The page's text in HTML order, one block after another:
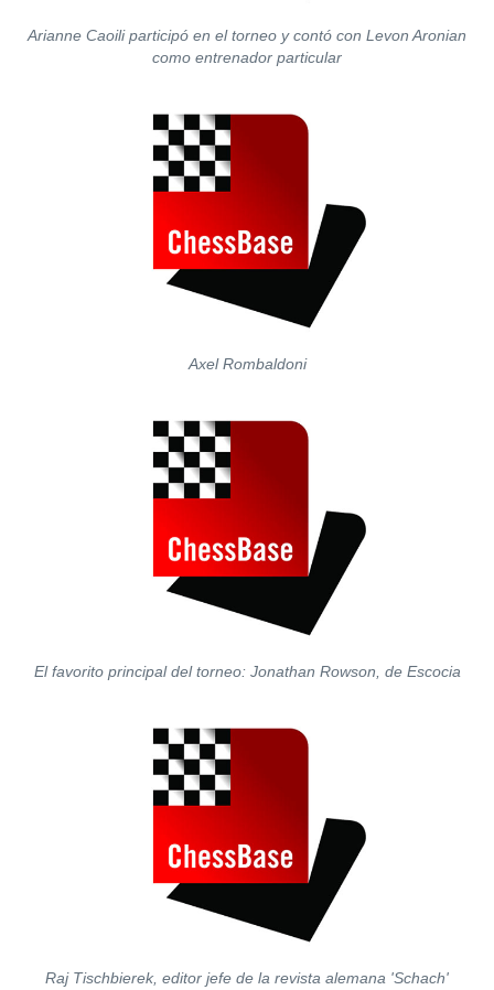
Arianne Caoili participó en el torneo y contó con Levon Aronian
como entrenador particular
Axel Rombaldoni
El favorito principal del torneo: Jonathan Rowson, de Escocia
Raj Tischbierek, editor jefe de la revista alemana 'Schach'